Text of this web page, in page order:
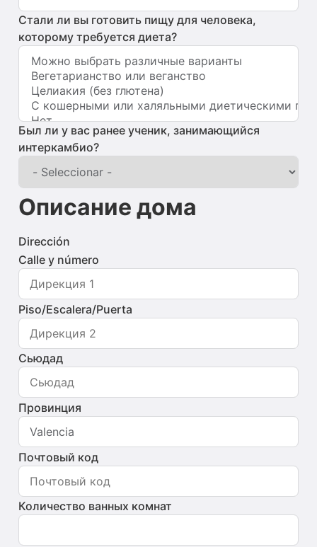
Стали ли вы готовить пищу для человека,
которому требуется диета?
Был ли у вас ранее ученик, занимающийся
интеркамбио?
Описание дома
Dirección
Calle y número
Piso/Escalera/Puerta
Сьюдад
Провинция
Почтовый код
Количество ванных комнат